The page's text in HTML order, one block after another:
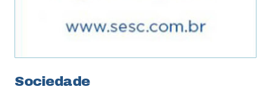
Sociedade